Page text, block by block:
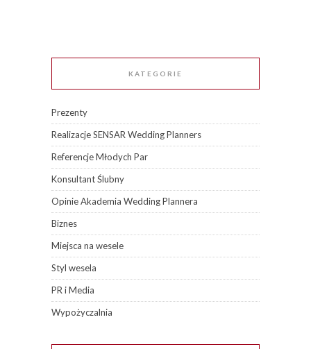
KATEGORIE
Prezenty
Realizacje SENSAR Wedding Planners
Referencje Młodych Par
Konsultant Ślubny
Opinie Akademia Wedding Plannera
Biznes
Miejsca na wesele
Styl wesela
PR i Media
Wypożyczalnia